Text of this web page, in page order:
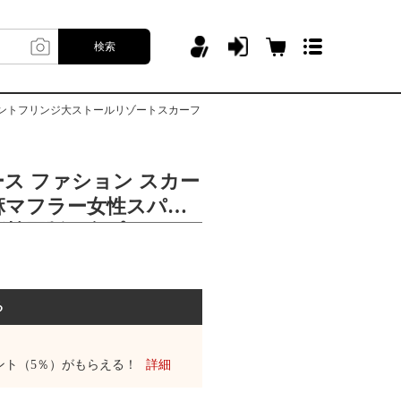
検索
フリンジ大ストールリゾートスカーフ
ファション スカー
フラー女性スパン
リゾートスカーフ
ト（5％）がもらえる！ 詳細